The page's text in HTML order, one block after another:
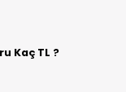
Kaç TL ?